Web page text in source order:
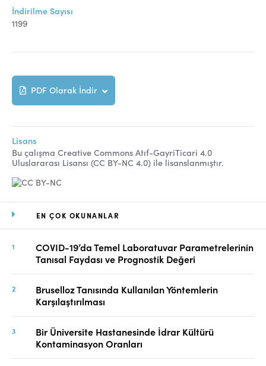
İletişim
EN ÇOK OKUNANLAR
COVID-19’da Temel Laboratuvar Parametrelerinin
Tanısal Faydası ve Prognostik Değeri
Bruselloz Tanısında Kullanılan Yöntemlerin
Karşılaştırılması
Bir Üniversite Hastanesinde İdrar Kültürü
Kontaminasyon Oranları
İndirilme Sayısı
1199
PDF Olarak İndir
Lisans
Bu çalışma Creative Commons Atıf-GayriTicari 4.0
Uluslararası Lisansı (CC BY-NC 4.0) ile lisanslanmıştır.